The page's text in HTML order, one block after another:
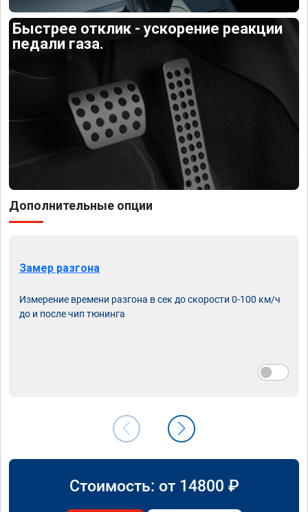
Быстрее отклик - ускорение реакции
педали газа.
Дополнительные опции
Замер разгона
Измерение времени разгона в сек до скорости 0-100 км/ч
до и после чип тюнинга
Стоимость: от 14800 ₽